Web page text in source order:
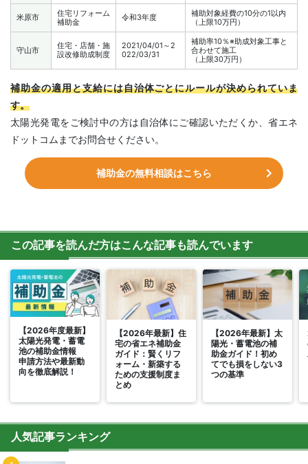
米原市
住宅リフォーム
補助金
令和3年度
補助対象経費の10分の1以内
（上限10万円）
守山市
住宅・店舗・施
設改修助成制度
2021/04/01～2
022/03/31
補助率10％※助成対象工事と
合わせて施工
（上限30万円）
補助金の適用と支給には自治体ごとにルールが決められていま
す。
太陽光発電をご検討中の方は自治体にご確認いただくか、省エネ
ドットコムまでお問合せください。
補助金の無料相談はこちら
この記事を読んだ方はこんな記事も読んでいます
【2026年度最新】
太陽光発電・蓄電
池の補助金情報
申請方法や最新動
向を徹底解説！
【2026年最新】住
宅の省エネ補助金
ガイド：賢くリフ
ォーム・新築する
ための支援制度ま
とめ
【2026年最新】太
陽光・蓄電池の補
助金ガイド！初め
てでも損をしない3
つの基準
人気記事ランキング